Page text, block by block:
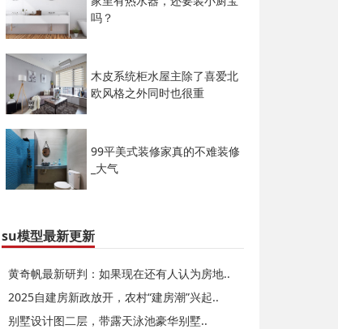
吗？
木皮系统柜水屋主除了喜爱北
欧风格之外同时也很重
99平美式装修家真的不难装修
_大气
su模型最新更新
黄奇帆最新研判：如果现在还有人认为房地..
2025自建房新政放开，农村“建房潮”兴起..
别墅设计图二层，带露天泳池豪华别墅..